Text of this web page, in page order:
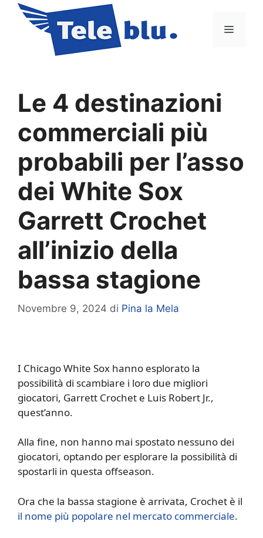
contenuto
Menu
Le 4 destinazioni
commerciali più
probabili per l’asso
dei White Sox
Garrett Crochet
all’inizio della
bassa stagione
Novembre 9, 2024 di Pina la Mela
I Chicago White Sox hanno esplorato la
possibilità di scambiare i loro due migliori
giocatori, Garrett Crochet e Luis Robert Jr.,
quest’anno.
Alla fine, non hanno mai spostato nessuno dei
giocatori, optando per esplorare la possibilità di
spostarli in questa offseason.
Ora che la bassa stagione è arrivata, Crochet è il
il nome più popolare nel mercato commerciale.